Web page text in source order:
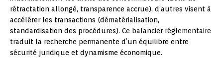
rétractation allongé, transparence accrue), d’autres visent à
accélérer les transactions (dématérialisation,
standardisation des procédures). Ce balancier réglementaire
traduit la recherche permanente d’un équilibre entre
sécurité juridique et dynamisme économique.